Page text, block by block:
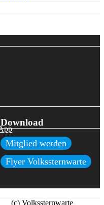
Download
Mitglied werden
Flyer Volkssternwarte
(c) Volkssternwarte